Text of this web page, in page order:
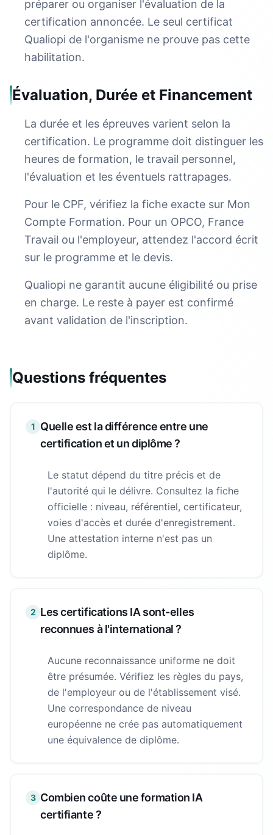
préparer ou organiser l'évaluation de la
certification annoncée. Le seul certificat
Qualiopi de l'organisme ne prouve pas cette
habilitation.
Évaluation, Durée et Financement
La durée et les épreuves varient selon la
certification. Le programme doit distinguer les
heures de formation, le travail personnel,
l'évaluation et les éventuels rattrapages.
Pour le CPF, vérifiez la fiche exacte sur Mon
Compte Formation. Pour un OPCO, France
Travail ou l'employeur, attendez l'accord écrit
sur le programme et le devis.
Qualiopi ne garantit aucune éligibilité ou prise
en charge. Le reste à payer est confirmé
avant validation de l'inscription.
Questions fréquentes
1 Quelle est la différence entre une
certification et un diplôme ?
Le statut dépend du titre précis et de
l'autorité qui le délivre. Consultez la fiche
officielle : niveau, référentiel, certificateur,
voies d'accès et durée d'enregistrement.
Une attestation interne n'est pas un
diplôme.
2 Les certifications IA sont-elles
reconnues à l'international ?
Aucune reconnaissance uniforme ne doit
être présumée. Vérifiez les règles du pays,
de l'employeur ou de l'établissement visé.
Une correspondance de niveau
européenne ne crée pas automatiquement
une équivalence de diplôme.
3 Combien coûte une formation IA
certifiante ?